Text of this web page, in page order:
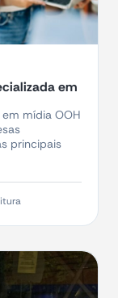
em
mídia OOH
principais